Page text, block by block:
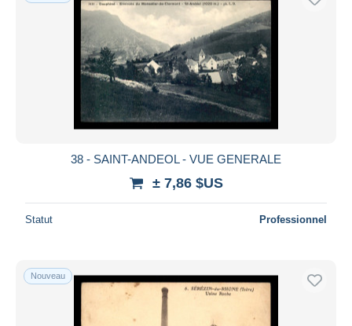
Appliquer
38 - SAINT-ANDEOL - VUE GENERALE
± 7,86 $US
Statut Professionnel
Nouveau